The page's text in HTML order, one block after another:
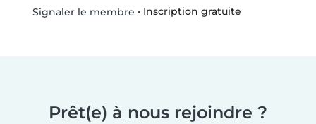
Signaler le membre • Inscription gratuite
Prêt(e) à nous rejoindre ?